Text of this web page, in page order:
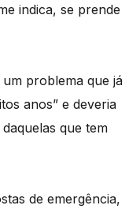
indica, se prende
problema que já
anos” e deveria
que tem
de emergência,